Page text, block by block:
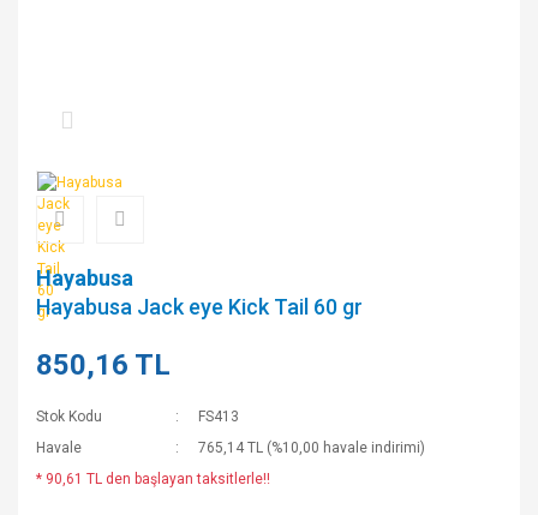
Hayabusa
Hayabusa Jack eye Kick Tail 60 gr
850,16 TL
Stok Kodu
FS413
Havale
765,14 TL (%10,00 havale indirimi)
* 90,61 TL den başlayan taksitlerle!!